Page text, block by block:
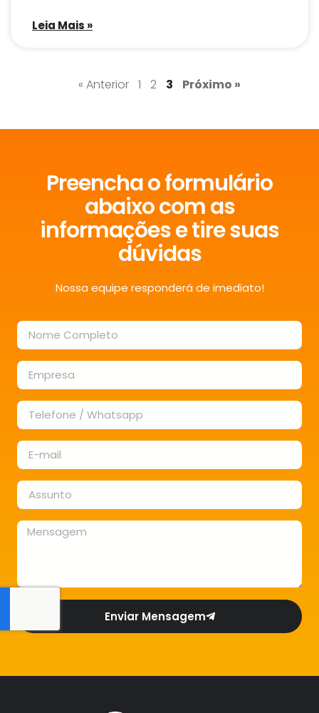
Leia Mais »
« Anterior 1 2 3 Próximo »
Preencha o formulário
abaixo com as
informações e tire suas
dúvidas
Nossa equipe responderá de imediato!
Enviar Mensagem